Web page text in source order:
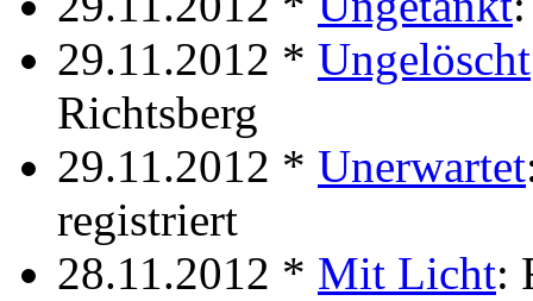
29.11.2012 * Ungelöscht
Richtsberg
29.11.2012 * Unerwartet
registriert
28.11.2012 * Mit Licht: